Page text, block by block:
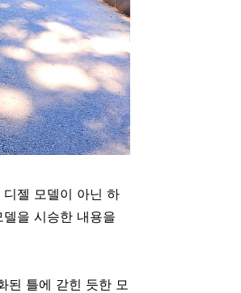
젤 모델이 아닌 하
을 시승한 내용을
된 틀에 갇힌 듯한 모